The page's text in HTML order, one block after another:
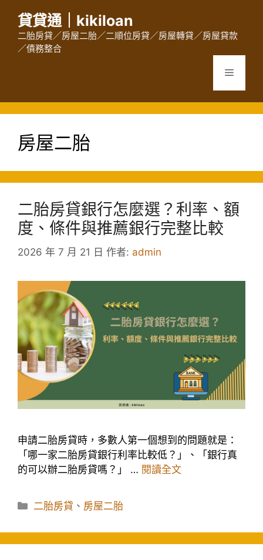
貸貸通｜kikiloan
二胎房貸／房屋二胎／二順位房貸／房屋轉貸／房屋貸款
／債務整合
選
房屋二胎
二胎房貸銀行怎麼選？利率、額
度、條件與推薦銀行完整比較
2026 年 7 月 21 日 作者: admin
申請二胎房貸時，多數人第一個想到的問題就是：
「哪一家二胎房貸銀行利率比較低？」、「銀行真
的可以辦二胎房貸嗎？」 … 閱讀全文
分
二胎房貸 、 房屋二胎